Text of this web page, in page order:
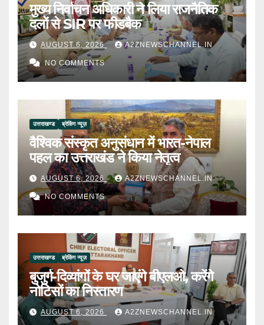
मुख्य निर्वाचन अधिकारी ने लिया राजनैतिक
दलों से SIR पर फीडबैक
AUGUST 6, 2026 A2ZNEWSCHANNEL.IN
NO COMMENTS
उत्तराखण्ड ब्रेकिंग न्यूज़
वैश्विक संस्कृत अनुसंधान में भारत-नेपाल
पहल का उत्तराखंड ने किया नेतृत्व
AUGUST 6, 2026 A2ZNEWSCHANNEL.IN
NO COMMENTS
उत्तराखण्ड ब्रेकिंग न्यूज़
बुजुर्ग-दिव्यांगों के घर जाएंगे बीएलओ, करेंगे
नोटिसों का निस्तारण
AUGUST 6, 2026 A2ZNEWSCHANNEL.IN